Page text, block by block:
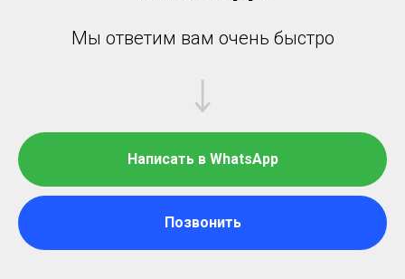
Мы ответим вам очень быстро
Написать в WhatsApp
Позвонить